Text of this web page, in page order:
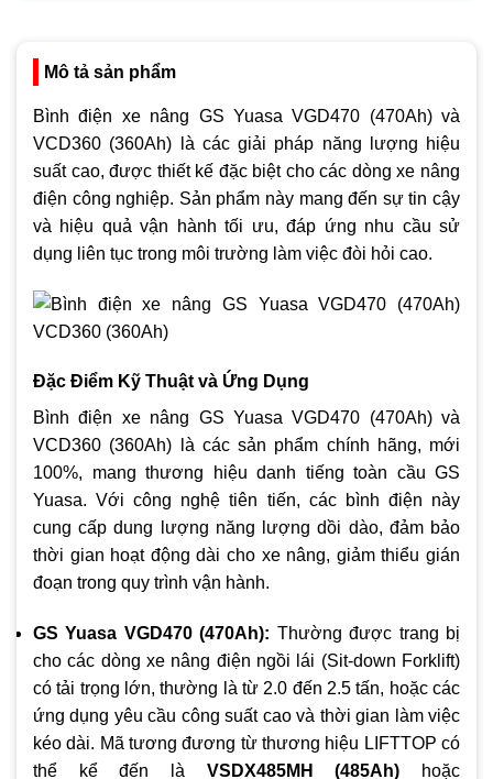
Mô tả sản phẩm
Bình điện xe nâng GS Yuasa VGD470 (470Ah) và
VCD360 (360Ah) là các giải pháp năng lượng hiệu
suất cao, được thiết kế đặc biệt cho các dòng xe nâng
điện công nghiệp. Sản phẩm này mang đến sự tin cậy
và hiệu quả vận hành tối ưu, đáp ứng nhu cầu sử
dụng liên tục trong môi trường làm việc đòi hỏi cao.
Đặc Điểm Kỹ Thuật và Ứng Dụng
Bình điện xe nâng GS Yuasa VGD470 (470Ah) và
VCD360 (360Ah) là các sản phẩm chính hãng, mới
100%, mang thương hiệu danh tiếng toàn cầu GS
Yuasa. Với công nghệ tiên tiến, các bình điện này
cung cấp dung lượng năng lượng dồi dào, đảm bảo
thời gian hoạt động dài cho xe nâng, giảm thiểu gián
đoạn trong quy trình vận hành.
GS Yuasa VGD470 (470Ah): Thường được trang bị
cho các dòng xe nâng điện ngồi lái (Sit-down Forklift)
có tải trọng lớn, thường là từ 2.0 đến 2.5 tấn, hoặc các
ứng dụng yêu cầu công suất cao và thời gian làm việc
kéo dài. Mã tương đương từ thương hiệu LIFTTOP có
thể kể đến là VSDX485MH (485Ah) hoặc